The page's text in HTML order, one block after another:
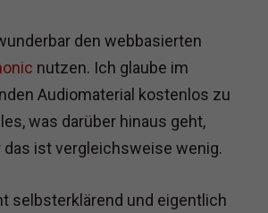
den webbasierten
nutzen. Ich glaube im
Audiomaterial kostenlos zu
was darüber hinaus geht,
das ist vergleichsweise wenig.
selbsterklärend und eigentlich